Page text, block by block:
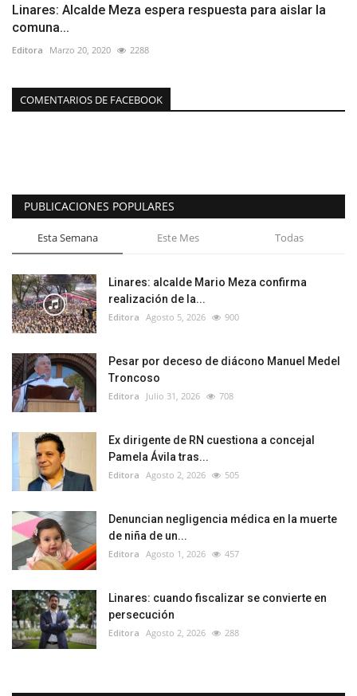
Linares: Alcalde Meza espera respuesta para aislar la
comuna...
Editora Marzo 20, 2020 2288
COMENTARIOS DE FACEBOOK
PUBLICACIONES POPULARES
Esta Semana Este Mes Todas
Linares: alcalde Mario Meza confirma
realización de la...
Editora Agosto 5, 2026 900
Pesar por deceso de diácono Manuel Medel
Troncoso
Editora Julio 31, 2026 708
Ex dirigente de RN cuestiona a concejal
Pamela Ávila tras...
Editora Agosto 2, 2026 505
Denuncian negligencia médica en la muerte
de niña de un...
Editora Agosto 1, 2026 457
Linares: cuando fiscalizar se convierte en
persecución
Editora Agosto 2, 2026 288